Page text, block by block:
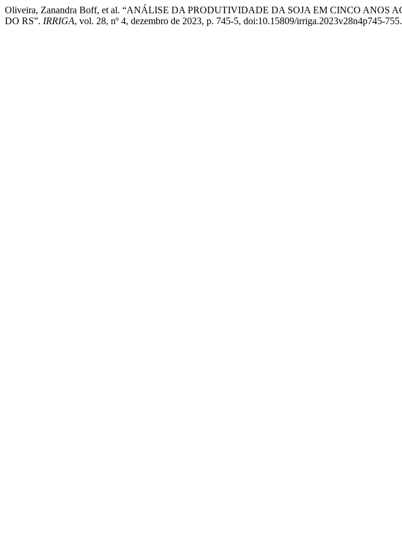
Oliveira, Zanandra Boff, et al. “ANÁLISE DA PRODUTIVIDADE DA SOJA EM CINCO
DO RS”. IRRIGA, vol. 28, nº 4, dezembro de 2023, p. 745-5, doi:10.15809/irriga.2023v28n4p745-755.